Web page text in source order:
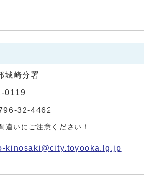
城崎分署
0119
32-4462
違いにご注意ください！
kinosaki@city.toyooka.lg.jp